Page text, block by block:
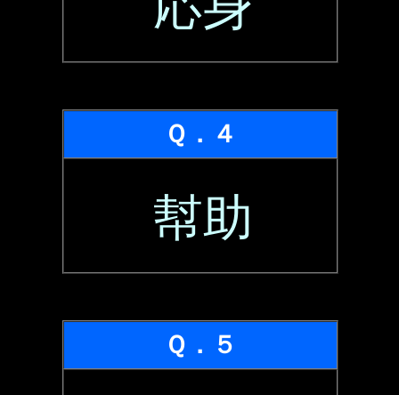
Ｑ．４
幇助
Ｑ．５